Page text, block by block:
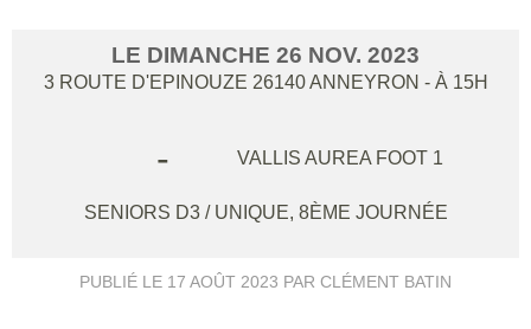
LE DIMANCHE 26 NOV. 2023
3 ROUTE D'EPINOUZE 26140 ANNEYRON - À 15H
- VALLIS AUREA FOOT 1
SENIORS D3 / UNIQUE, 8ÈME JOURNÉE
PUBLIÉ LE 17 AOÛT 2023 PAR CLÉMENT BATIN